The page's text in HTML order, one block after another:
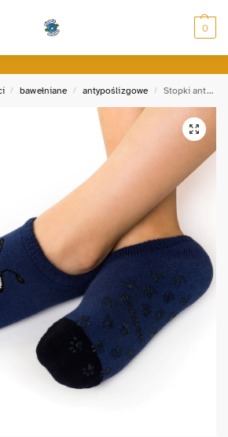
0
/ bawełniane / antypoślizgowe / Stopki antypoślizgowe frotte z BIEDRONKĄ